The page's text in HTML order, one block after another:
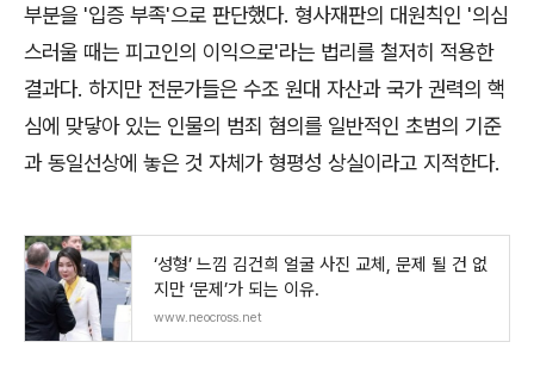
부분을 '입증 부족'으로 판단했다. 형사재판의 대원칙인 '의심
스러울 때는 피고인의 이익으로'라는 법리를 철저히 적용한
결과다. 하지만 전문가들은 수조 원대 자산과 국가 권력의 핵
심에 맞닿아 있는 인물의 범죄 혐의를 일반적인 초범의 기준
과 동일선상에 놓은 것 자체가 형평성 상실이라고 지적한다.
‘성형’ 느낌 김건희 얼굴 사진 교체, 문제 될 건 없
지만 ‘문제’가 되는 이유.
www.neocross.net